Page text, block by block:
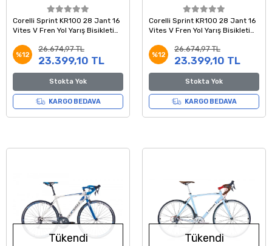
Corelli Sprint KR100 28 Jant 16
Vites V Fren Yol Yarış Bisikleti
%12
26.674,97 TL
23.399,10 TL
Stokta Yok
KARGO BEDAVA
Corelli Sprint KR100 28 Jant 16
Vites V Fren Yol Yarış Bisikleti
%12
26.674,97 TL
23.399,10 TL
Stokta Yok
KARGO BEDAVA
Tükendi Tükendi